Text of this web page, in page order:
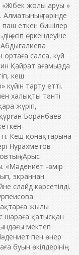
«Жібек жолы аруы »
Алматының төрінде
паш еткен бишілер
өсіп өркендеуіне
салса, күй
Қайрат ағамызда
кеш
күйін тарту етті.
халықты тәнті
жүріп,
Боранбаев
Кеш қонақтарына
Нұрахметов
«Арыс
«Мәдениет -өмір
экраннан
слайд көрсетілді.
жылы
шараға қатысқан
мектеп
пен өнер
буын өкілдерінің